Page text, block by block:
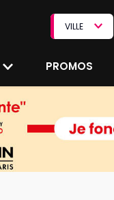
VILLE
PROMOS